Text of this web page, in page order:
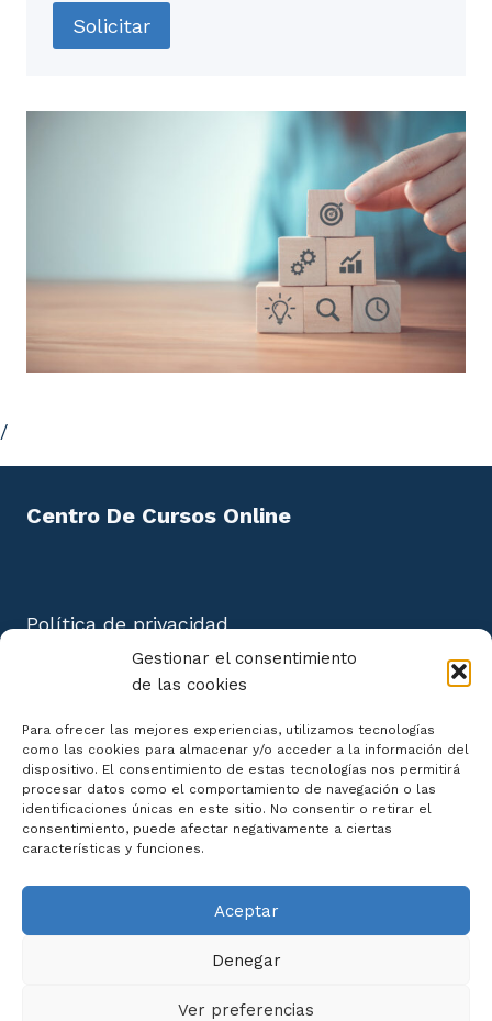
Gestionar el consentimiento
de las cookies
Para ofrecer las mejores experiencias, utilizamos tecnologías
como las cookies para almacenar y/o acceder a la información del
dispositivo. El consentimiento de estas tecnologías nos permitirá
procesar datos como el comportamiento de navegación o las
identificaciones únicas en este sitio. No consentir o retirar el
consentimiento, puede afectar negativamente a ciertas
características y funciones.
Aceptar
Denegar
Ver preferencias
Solicitar
/
Centro De Cursos Online
Política de privacidad
Aviso Legal
Política de cookies
Declaración de Accesibilidad